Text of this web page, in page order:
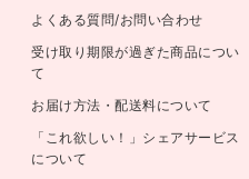
よくある質問/お問い合わせ
受け取り期限が過ぎた商品につい
て
お届け方法・配送料について
「これ欲しい！」シェアサービス
について